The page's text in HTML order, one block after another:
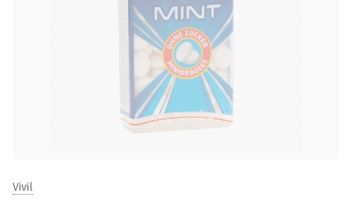
Vivil